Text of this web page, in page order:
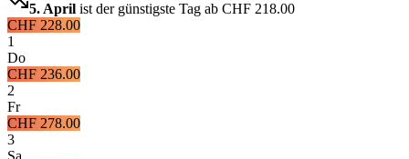
5. April ist der günstigste Tag ab CHF 218.00
CHF 228.00
1
Do
CHF 236.00
2
Fr
CHF 278.00
3